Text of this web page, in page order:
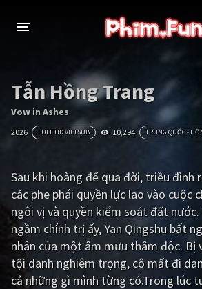
THỂ LOẠI
Thần thoại - Cổ trang Hành động
Tâm lý Chiến
Kinh dị Tội
Phiêu lưu Hài hước
Viễn tưởng Khoa
Hoạt hình Thể thao
Tẫn Hồng Trang
Vow in Ashes
2026 FULL HD VIETSUB 10,294 TRUNG QUỐC -
Sau khi hoàng đế qua đời, triều đình
các phe phái quyền lực lao vào cuộc
ngôi vị và quyền kiểm soát đất
ngầm chính trị ấy, Yan Qingshu bất
nhân của một âm mưu thâm độc. Bị
tội danh nghiêm trọng, cô mất đi
cả những gì mình từng có.Trong lúc